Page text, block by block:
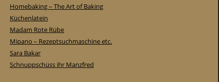
Homebaking – The Art of Baking
Küchenlatein
Madam Rote Rübe
Mipano – Rezeptsuchmaschine etc.
Sara Bakar
Schnuppschüss ihr Manzfred